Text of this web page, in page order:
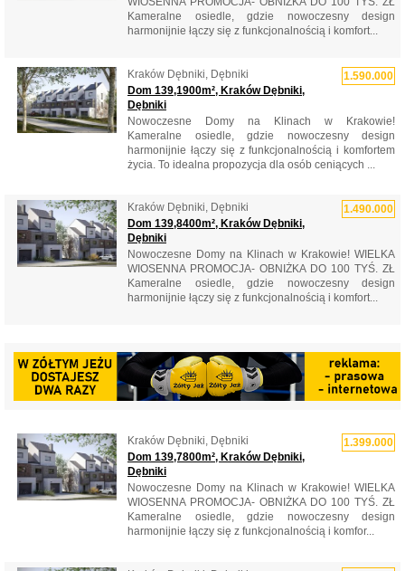
Kameralne osiedle, gdzie nowoczesny design
harmonijnie łączy się z funkcjonalnością i komfort...
1.590.000
Kraków Dębniki, Dębniki
Dom 139,1900m², Kraków Dębniki,
Dębniki
Nowoczesne Domy na Klinach w Krakowie!
Kameralne osiedle, gdzie nowoczesny design
harmonijnie łączy się z funkcjonalnością i komfortem
życia. To idealna propozycja dla osób ceniących ...
1.490.000
Kraków Dębniki, Dębniki
Dom 139,8400m², Kraków Dębniki,
Dębniki
Nowoczesne Domy na Klinach w Krakowie! WIELKA
WIOSENNA PROMOCJA- OBNIŻKA DO 100 TYŚ. ZŁ
Kameralne osiedle, gdzie nowoczesny design
harmonijnie łączy się z funkcjonalnością i komfort...
1.399.000
Kraków Dębniki, Dębniki
Dom 139,7800m², Kraków Dębniki,
Dębniki
Nowoczesne Domy na Klinach w Krakowie! WIELKA
WIOSENNA PROMOCJA- OBNIŻKA DO 100 TYŚ. ZŁ
Kameralne osiedle, gdzie nowoczesny design
harmonijnie łączy się z funkcjonalnością i komfor...